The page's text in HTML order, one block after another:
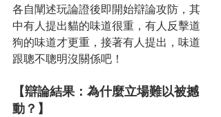
各自闡述玩論證後即開始辯論攻防，其
中有人提出貓的味道很重，有人反擊道
狗的味道才更重，接著有人提出，味道
跟聰不聰明沒關係吧！
【辯論結果：為什麼立場難以被撼
動？】